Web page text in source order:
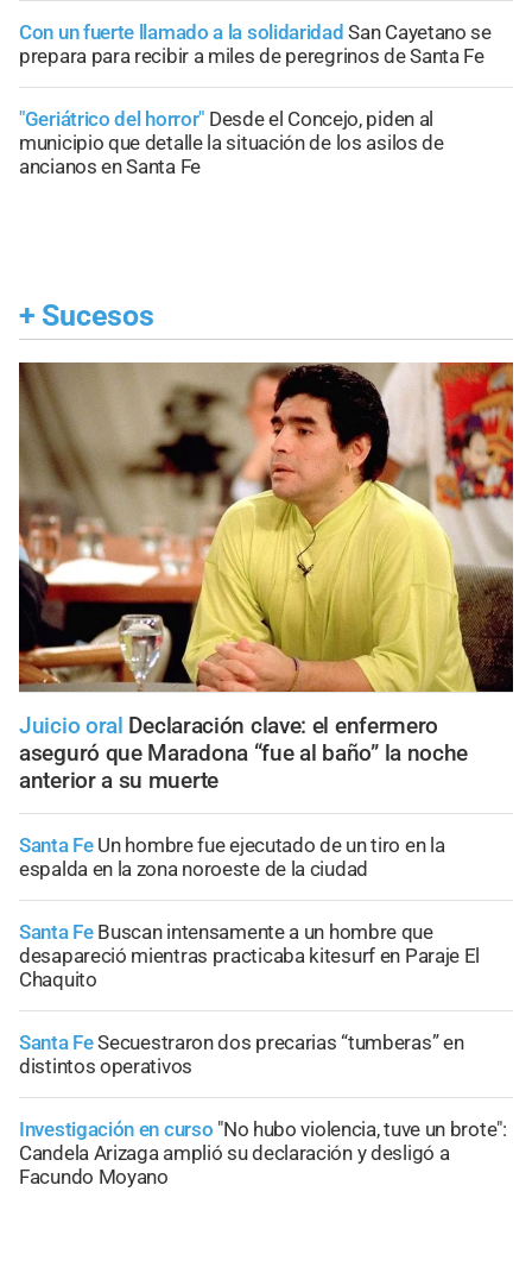
Con un fuerte llamado a la solidaridad San Cayetano se
prepara para recibir a miles de peregrinos de Santa Fe
"Geriátrico del horror" Desde el Concejo, piden al
municipio que detalle la situación de los asilos de
ancianos en Santa Fe
+ Sucesos
Juicio oral Declaración clave: el enfermero
aseguró que Maradona “fue al baño” la noche
anterior a su muerte
Santa Fe Un hombre fue ejecutado de un tiro en la
espalda en la zona noroeste de la ciudad
Santa Fe Buscan intensamente a un hombre que
desapareció mientras practicaba kitesurf en Paraje El
Chaquito
Santa FeSecuestraron dos precarias “tumberas” en
distintos operativos
Investigación en curso "No hubo violencia, tuve un brote":
Candela Arizaga amplió su declaración y desligó a
Facundo Moyano